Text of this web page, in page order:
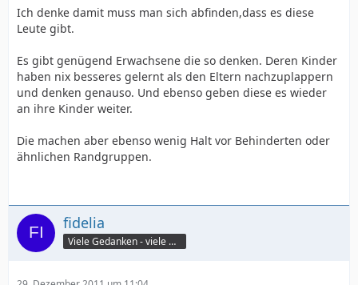
Ich denke damit muss man sich abfinden,dass es diese
Leute gibt.
Es gibt genügend Erwachsene die so denken. Deren Kinder
haben nix besseres gelernt als den Eltern nachzuplappern
und denken genauso. Und ebenso geben diese es wieder
an ihre Kinder weiter.
Die machen aber ebenso wenig Halt vor Behinderten oder
ähnlichen Randgruppen.
fidelia
Viele Gedanken - viele Worte